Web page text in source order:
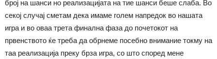
број на шанси но реализацијата на тие шанси беше слаба. Во
секој случај сметам дека имаме голем напредок во нашата
игра и во оваа трета финална фаза до почетокот на
првенството ќе треба да обрнеме посебно внимание токму на
таа реализација преку брза игра, со што според мене